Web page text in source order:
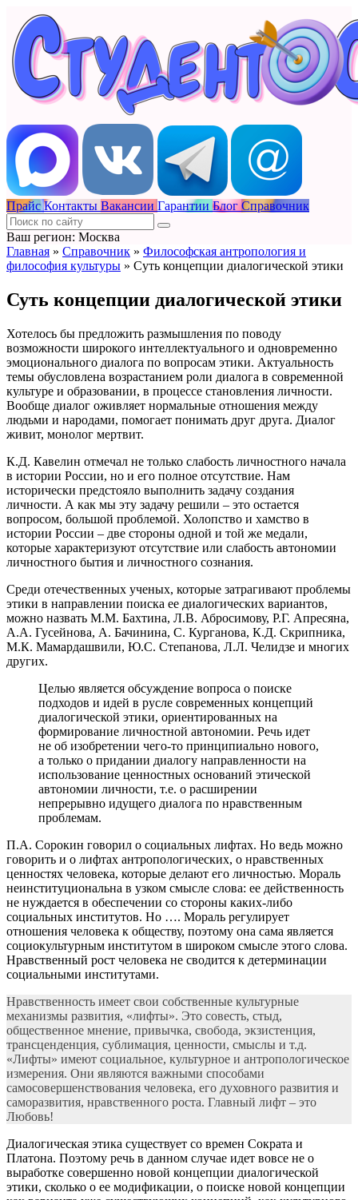
Прайс Контакты Вакансии Гарантии Блог Справочник
Ваш регион: Москва
Главная » Справочник » Философская антропология и
философия культуры » Суть концепции диалогической этики
Суть концепции диалогической этики
Хотелось бы предложить размышления по поводу
возможности широкого интеллектуального и одновременно
эмоционального диалога по вопросам этики. Актуальность
темы обусловлена возрастанием роли диалога в современной
культуре и образовании, в процессе становления личности.
Вообще диалог оживляет нормальные отношения между
людьми и народами, помогает понимать друг друга. Диалог
живит, монолог мертвит.
К.Д. Кавелин отмечал не только слабость личностного начала
в истории России, но и его полное отсутствие. Нам
исторически предстояло выполнить задачу создания
личности. А как мы эту задачу решили – это остается
вопросом, большой проблемой. Холопство и хамство в
истории России – две стороны одной и той же медали,
которые характеризуют отсутствие или слабость автономии
личностного бытия и личностного сознания.
Среди отечественных ученых, которые затрагивают проблемы
этики в направлении поиска ее диалогических вариантов,
можно назвать М.М. Бахтина, Л.В. Абросимову, Р.Г. Апресяна,
А.А. Гусейнова, А. Бачинина, С. Курганова, К.Д. Скрипника,
М.К. Мамардашвили, Ю.С. Степанова, Л.Л. Челидзе и многих
других.
Целью является обсуждение вопроса о поиске
подходов и идей в русле современных концепций
диалогической этики, ориентированных на
формирование личностной автономии. Речь идет
не об изобретении чего-то принципиально нового,
а только о придании диалогу направленности на
использование ценностных оснований этической
автономии личности, т.е. о расширении
непрерывно идущего диалога по нравственным
проблемам.
П.А. Сорокин говорил о социальных лифтах. Но ведь можно
говорить и о лифтах антропологических, о нравственных
ценностях человека, которые делают его личностью. Мораль
неинституциональна в узком смысле слова: ее действенность
не нуждается в обеспечении со стороны каких-либо
социальных институтов. Но …. Мораль регулирует
отношения человека к обществу, поэтому она сама является
социокультурным институтом в широком смысле этого слова.
Нравственный рост человека не сводится к детерминации
социальными институтами.
Нравственность имеет свои собственные культурные
механизмы развития, «лифты». Это совесть, стыд,
общественное мнение, привычка, свобода, экзистенция,
трансценденция, сублимация, ценности, смыслы и т.д.
«Лифты» имеют социальное, культурное и антропологическое
измерения. Они являются важными способами
самосовершенствования человека, его духовного развития и
саморазвития, нравственного роста. Главный лифт – это
Любовь!
Диалогическая этика существует со времен Сократа и
Платона. Поэтому речь в данном случае идет вовсе не о
выработке совершенно новой концепции диалогической
этики, сколько о ее модификации, о поиске новой концепции